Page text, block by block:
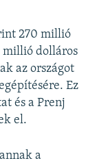
270 millió
millió dolláros
az országot
Ez
és a Prenj
el.
a